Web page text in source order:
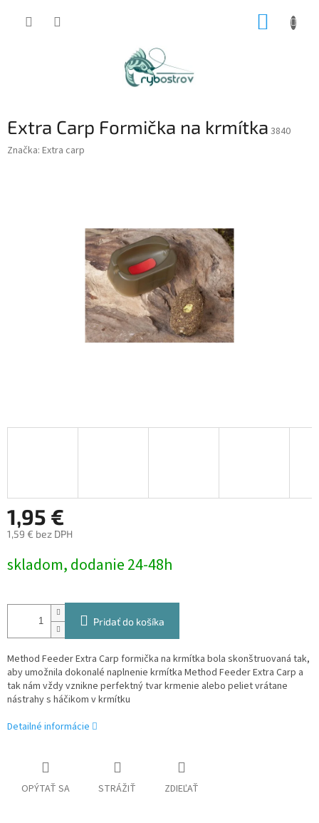
Extra Carp Formička na krmítka 3840
Značka: Extra carp
1,95 €
1,59 € bez DPH
cena:
skladom, dodanie 24-48h
Pridať do košíka
Method Feeder Extra Carp formička na krmítka bola skonštruovaná tak,
aby umožnila dokonalé naplnenie krmítka Method Feeder Extra Carp a
tak nám vždy vznikne perfektný tvar krmenie alebo peliet vrátane
nástrahy s háčikom v krmítku
Detailné informácie
OPÝTAŤ SA STRÁŽIŤ ZDIEĽAŤ